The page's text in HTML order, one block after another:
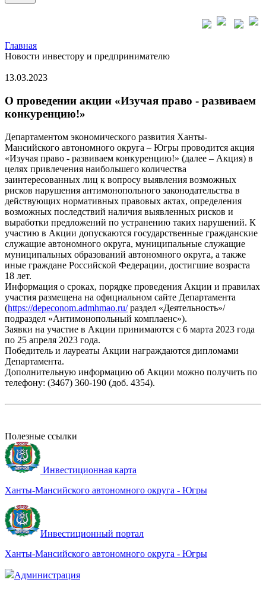
Главная
Новости инвестору и предпринимателю
13.03.2023
О проведении акции «Изучая право - развиваем
конкуренцию!»
Департаментом экономического развития Ханты-
Мансийского автономного округа – Югры проводится акция
«Изучая право - развиваем конкуренцию!» (далее – Акция) в
целях привлечения наибольшего количества
заинтересованных лиц к вопросу выявления возможных
рисков нарушения антимонопольного законодательства в
действующих нормативных правовых актах, определения
возможных последствий наличия выявленных рисков и
выработки предложений по устранению таких нарушений. К
участию в Акции допускаются государственные гражданские
служащие автономного округа, муниципальные служащие
муниципальных образований автономного округа, а также
иные граждане Российской Федерации, достигшие возраста
18 лет.
Информация о сроках, порядке проведения Акции и правилах
участия размещена на официальном сайте Департамента
(https://depeconom.admhmao.ru/раздел «Деятельность»/
подраздел «Антимонопольный комплаенс»).
Заявки на участие в Акции принимаются с 6 марта 2023 года
по 25 апреля 2023 года.
Победитель и лауреаты Акции награждаются дипломами
Департамента.
Дополнительную информацию об Акции можно получить по
телефону: (3467) 360-190 (доб. 4354).
Полезные ссылки
Инвестиционная карта
Ханты-Мансийского автономного округа - Югры
Инвестиционный портал
Ханты-Мансийского автономного округа - Югры
Администрация